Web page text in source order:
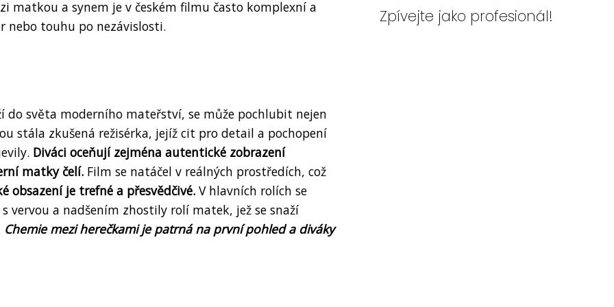
matkou a synem je v českém filmu často komplexní a
nebo touhu po nezávislosti.
světa moderního mateřství, se může pochlubit nejen
stála zkušená režisérka, jejíž cit pro detail a pochopení
Diváci oceňují zejména autentické zobrazení
matky čelí. Film se natáčel v reálných prostředích, což
obsazení je trefné a přesvědčivé. V hlavních rolích se
vervou a nadšením zhostily rolí matek, jež se snaží
Chemie mezi herečkami je patrná na první pohled a diváky
Zpívejte jako profesionál!